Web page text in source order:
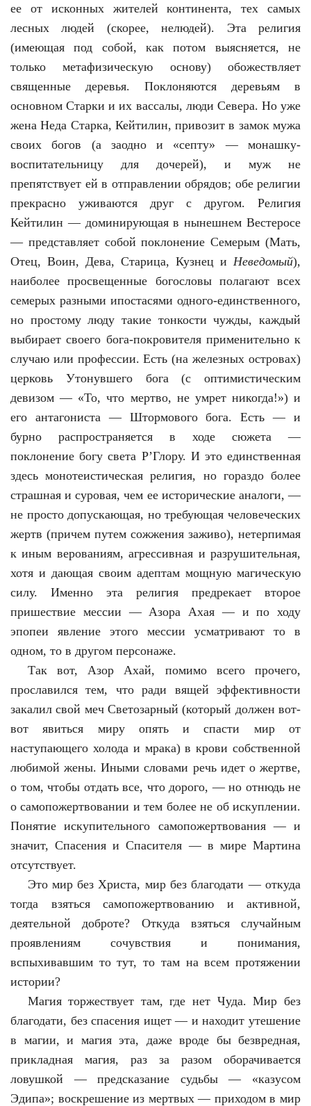
ее от исконных жителей континента, тех самых
лесных людей (скорее, нелюдей). Эта религия
(имеющая под собой, как потом выясняется, не
только метафизическую основу) обожествляет
священные деревья. Поклоняются деревьям в
основном Старки и их вассалы, люди Севера. Но уже
жена Неда Старка, Кейтилин, привозит в замок мужа
своих богов (а заодно и «септу» — монашку-
воспитательницу для дочерей), и муж не
препятствует ей в отправлении обрядов; обе религии
прекрасно уживаются друг с другом. Религия
Кейтилин — доминирующая в нынешнем Вестеросе
— представляет собой поклонение Семерым (Мать,
Отец, Воин, Дева, Старица, Кузнец и Неведомый),
наиболее просвещенные богословы полагают всех
семерых разными ипостасями одного-единственного,
но простому люду такие тонкости чужды, каждый
выбирает своего бога-покровителя применительно к
случаю или профессии. Есть (на железных островах)
церковь Утонувшего бога (с оптимистическим
девизом — «То, что мертво, не умрет никогда!») и
его антагониста — Штормового бога. Есть — и
бурно распространяется в ходе сюжета —
поклонение богу света Р’Глору. И это единственная
здесь монотеистическая религия, но гораздо более
страшная и суровая, чем ее исторические аналоги, —
не просто допускающая, но требующая человеческих
жертв (причем путем сожжения заживо), нетерпимая
к иным верованиям, агрессивная и разрушительная,
хотя и дающая своим адептам мощную магическую
силу. Именно эта религия предрекает второе
пришествие мессии — Азора Ахая — и по ходу
эпопеи явление этого мессии усматривают то в
одном, то в другом персонаже.
Так вот, Азор Ахай, помимо всего прочего,
прославился тем, что ради вящей эффективности
закалил свой меч Светозарный (который должен вот-
вот явиться миру опять и спасти мир от
наступающего холода и мрака) в крови собственной
любимой жены. Иными словами речь идет о жертве,
о том, чтобы отдать все, что дорого, — но отнюдь не
о самопожертвовании и тем более не об искуплении.
Понятие искупительного самопожертвования — и
значит, Спасения и Спасителя — в мире Мартина
отсутствует.
Это мир без Христа, мир без благодати — откуда
тогда взяться самопожертвованию и активной,
деятельной доброте? Откуда взяться случайным
проявлениям сочувствия и понимания,
вспыхивавшим то тут, то там на всем протяжении
истории?
Магия торжествует там, где нет Чуда. Мир без
благодати, без спасения ищет — и находит утешение
в магии, и магия эта, даже вроде бы безвредная,
прикладная магия, раз за разом оборачивается
ловушкой — предсказание судьбы — «казусом
Эдипа»; воскрешение из мертвых — приходом в мир